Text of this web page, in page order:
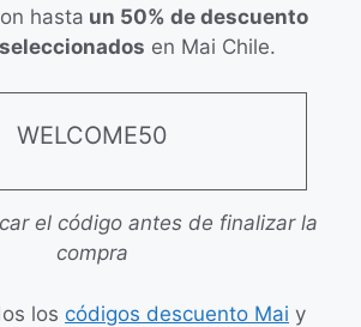
hasta un 50% de descuento
en Mai Chile.
WELCOME50
el código antes de finalizar la
compra
los códigos descuento Mai y